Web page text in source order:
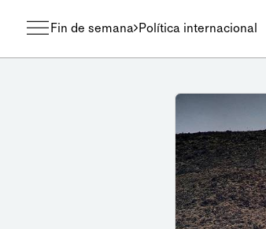
Fin de semana Política internacional